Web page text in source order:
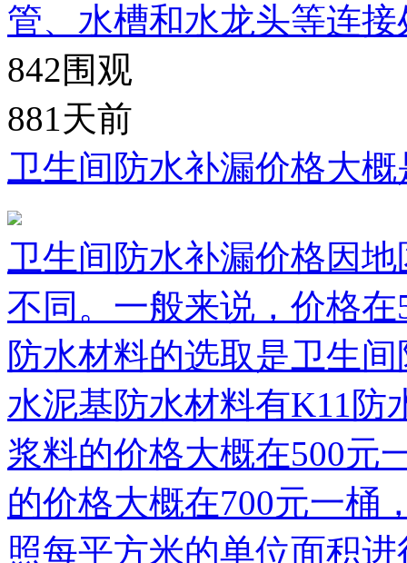
管、水槽和水龙头等连
842围观
881天前
卫生间防水补漏价格大
卫生间防水补漏价格因
不同。一般来说，价格
防水材料的选取是卫生
水泥基防水材料有K11防
浆料的价格大概在500元
的价格大概在700元一桶
照每平方米的单位面积